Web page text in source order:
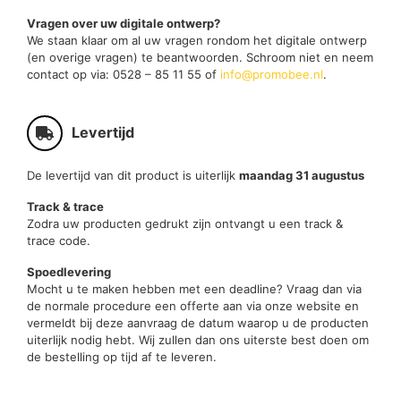
Vragen over uw digitale ontwerp?
We staan klaar om al uw vragen rondom het digitale ontwerp
(en overige vragen) te beantwoorden. Schroom niet en neem
contact op via: 0528 – 85 11 55 of info@promobee.nl.
Levertijd
De levertijd van dit product is uiterlijk maandag 31 augustus
Track & trace
Zodra uw producten gedrukt zijn ontvangt u een track &
trace code.
Spoedlevering
Mocht u te maken hebben met een deadline? Vraag dan via
de normale procedure een offerte aan via onze website en
vermeldt bij deze aanvraag de datum waarop u de producten
uiterlijk nodig hebt. Wij zullen dan ons uiterste best doen om
de bestelling op tijd af te leveren.